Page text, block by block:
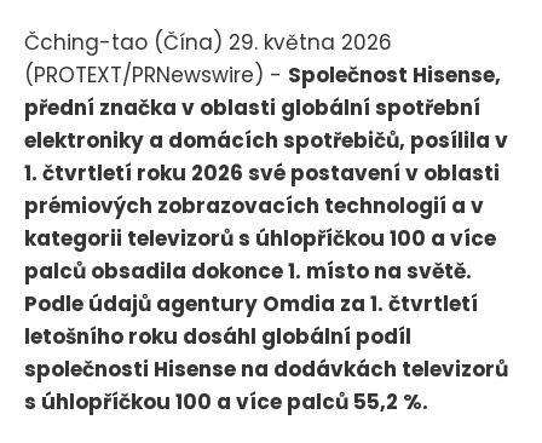
Čching-tao (Čína) 29. května 2026
(PROTEXT/PRNewswire) - Společnost Hisense,
přední značka v oblasti globální spotřební
elektroniky a domácích spotřebičů, posílila v
1. čtvrtletí roku 2026 své postavení v oblasti
prémiových zobrazovacích technologií a v
kategorii televizorů s úhlopříčkou 100 a více
palců obsadila dokonce 1. místo na světě.
Podle údajů agentury Omdia za 1. čtvrtletí
letošního roku dosáhl globální podíl
společnosti Hisense na dodávkách televizorů
s úhlopříčkou 100 a více palců 55,2 %.